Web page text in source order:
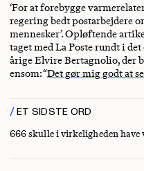
‘For at forebygge
regering bedt postarbejdere
mennesker’. Opløftende
taget med La Poste rundt i
årige Elvire Bertagnolio, der
ensom: “Det gør mig godt at
ET SIDSTE ORD
666 skulle i virkeligheden